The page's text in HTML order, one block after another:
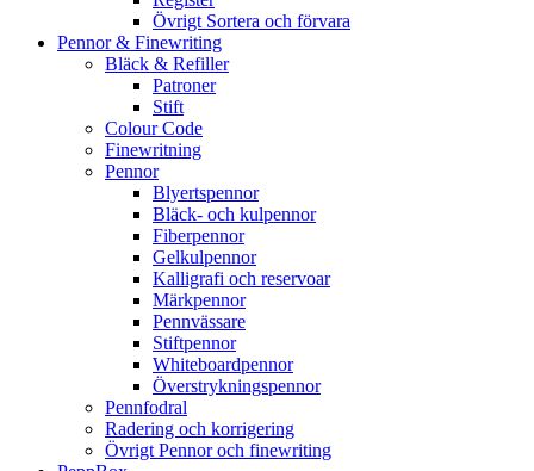
Övrigt Sortera och förvara
Pennor & Finewriting
Bläck & Refiller
Patroner
Stift
Colour Code
Finewritning
Pennor
Blyertspennor
Bläck- och kulpennor
Fiberpennor
Gelkulpennor
Kalligrafi och reservoar
Märkpennor
Pennvässare
Stiftpennor
Whiteboardpennor
Överstrykningspennor
Pennfodral
Radering och korrigering
Övrigt Pennor och finewriting